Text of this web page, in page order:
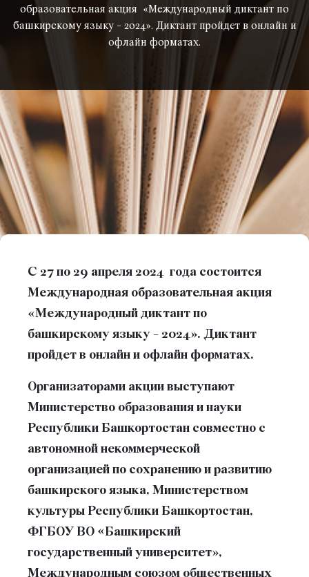
образовательная акция «Международный диктант по
башкирскому языку - 2024». Диктант пройдет в онлайн и
офлайн форматах.
С 27 по 29 апреля 2024 года состоится
Международная образовательная акция
«Международный диктант по
башкирскому языку - 2024». Диктант
пройдет в онлайн и офлайн форматах.
Организаторами акции выступают
Министерство образования и науки
Республики Башкортостан совместно с
автономной некоммерческой
организацией по сохранению и развитию
башкирского языка, Министерством
культуры Республики Башкортостан,
ФГБОУ ВО «Башкирский
государственный университет»,
Международным союзом общественных